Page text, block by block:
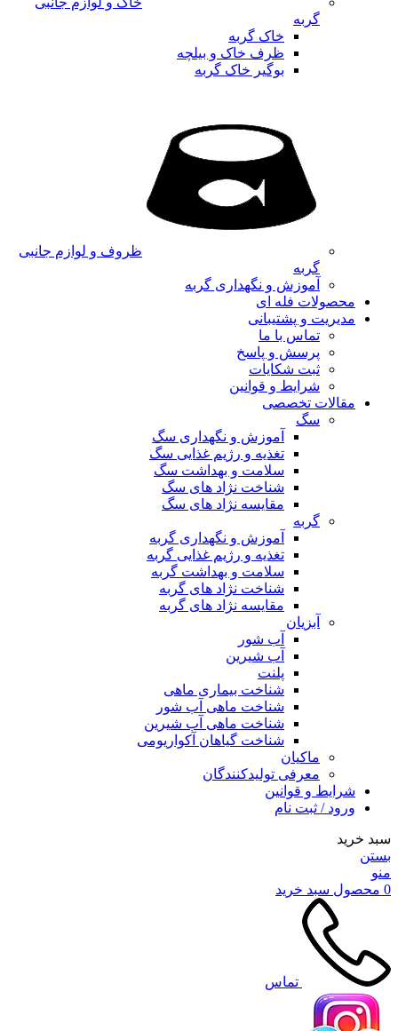
گربه
خاک گربه
ظرف خاک و بیلچه
بوگیر خاک گربه
ظروف و لوازم جانبی
گربه
آموزش و نگهداری گربه
محصولات فله ای
مدیریت و پشتیبانی
تماس با ما
پرسش و پاسخ
ثبت شکایات
شرایط و قوانین
مقالات تخصصی
سگ
آموزش و نگهداری سگ
تغذیه و رژیم غذایی سگ
سلامت و بهداشت سگ
شناخت نژاد های سگ
مقایسه نژاد های سگ
گربه
آموزش و نگهداری گربه
تغذیه و رژیم غذایی گربه
سلامت و بهداشت گربه
شناخت نژاد های گربه
مقایسه نژاد های گربه
آبزیان
آب شور
آب شیرین
پلنت
شناخت بیماری ماهی
شناخت ماهی آب شور
شناخت ماهی آب شیرین
شناخت گیاهان آکواریومی
ماکیان
معرفی تولیدکنندگان
شرایط و قوانین
ورود / ثبت نام
سبد خرید
بستن
منو
0 محصول سبد خرید
تماس